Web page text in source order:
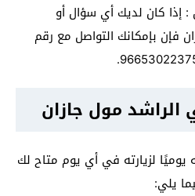
إذا كان لديك أي سؤال أو
فإن بإمكانك التواصل مع رقم
الراشد مول جازان
يوميًا لزيارته في أي يوم متاح لك
يلي: